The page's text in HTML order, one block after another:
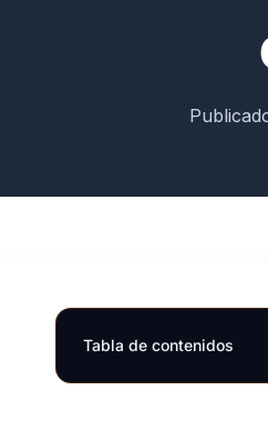
Tabla de contenidos